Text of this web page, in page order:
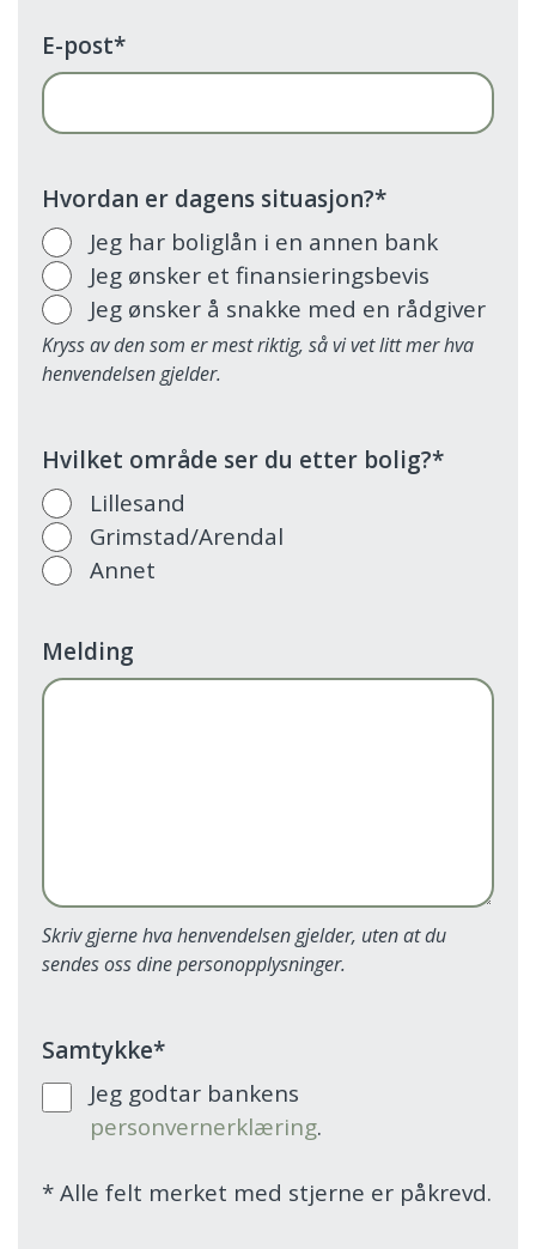
E-post*
Hvordan er dagens situasjon?*
Jeg har boliglån i en annen bank
Jeg ønsker et finansieringsbevis
Jeg ønsker å snakke med en rådgiver
Kryss av den som er mest riktig, så vi vet litt mer hva
henvendelsen gjelder.
Hvilket område ser du etter bolig?*
Lillesand
Grimstad/Arendal
Annet
Melding
Skriv gjerne hva henvendelsen gjelder, uten at du
sendes oss dine personopplysninger.
Samtykke*
Jeg godtar bankens
personvernerklæring.
*Alle felt merket med stjerne er påkrevd.